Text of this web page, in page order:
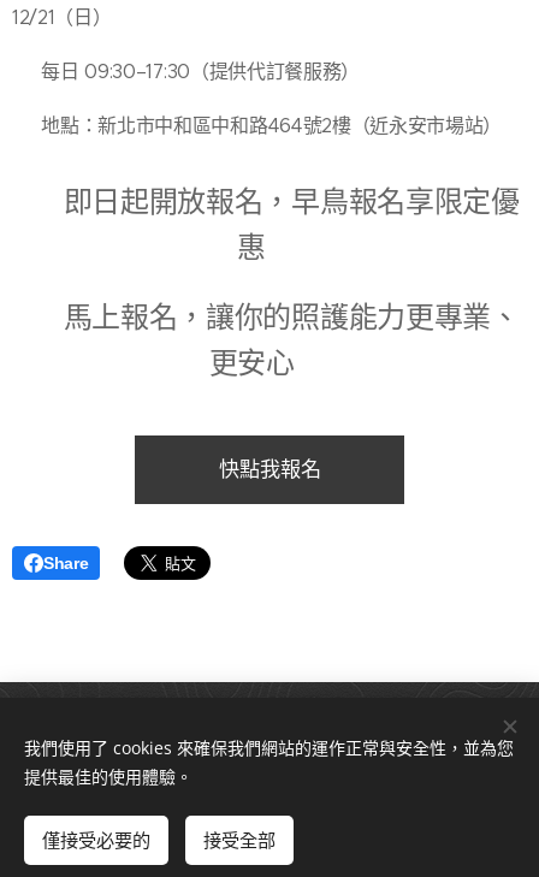
12/21（日）
⏰ 每日 09:30–17:30（提供代訂餐服務）
🏠 地點：新北市中和區中和路464號2樓（近永安市場站）
⚠ 即日起開放報名，早鳥報名享限定優
惠⚠
⚠ 馬上報名，讓你的照護能力更專業、
更安心⚠
⚠快點我報名⚠
Share
永樂健康有限公司，服務電話：02-82311999；02-22312208
服務時間：週一至週五(09:00-12:00，13:00-17:00）
法律顧問：蘇奕全律師-協弈法律事務所
聯繫我們 長照資訊站
我們使用了 cookies 來確保我們網站的運作正常與安全性，並為您
提供最佳的使用體驗。
僅接受必要的 接受全部